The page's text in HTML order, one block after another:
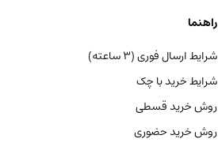
راهنما
شرایط ارسال فوری (۳ ساعته)
شرایط خرید با چک
روش خرید قسطی
روش خرید حضوری